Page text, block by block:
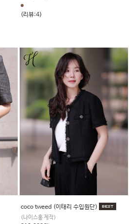
(리뷰:4)
coco tweed (이태리 수입원단)
(나이스홍 제작)